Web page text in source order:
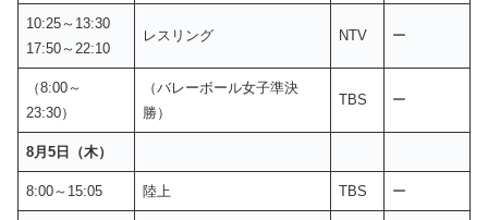
10:25～13:30
17:50～22:10
レスリング NTV ー
（8:00～
23:30）
（バレーボール女子準決
勝）
TBS ー
8月5日（木）
8:00～15:05 陸上 TBS ー